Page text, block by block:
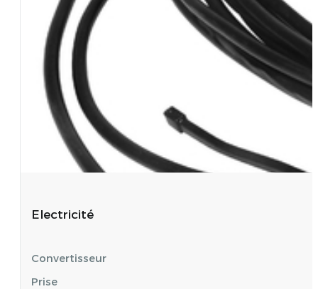
Electricité
Convertisseur
Prise